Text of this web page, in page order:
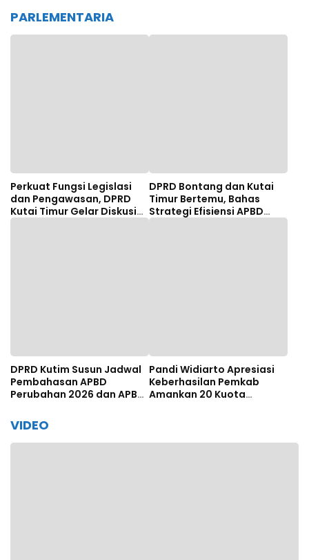
PARLEMENTARIA
Perkuat Fungsi Legislasi
dan Pengawasan, DPRD
Kutai Timur Gelar Diskusi
Panel Tenaga Ahli
DPRD Bontang dan Kutai
Timur Bertemu, Bahas
Strategi Efisiensi APBD
hingga Dana Bagi Hasil
DPRD Kutim Susun Jadwal
Pembahasan APBD
Perubahan 2026 dan APBD
Pandi Widiarto Apresiasi
Keberhasilan Pemkab
Amankan 20 Kuota
VIDEO